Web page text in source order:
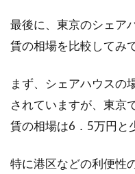
最後に、東京のシェア
賃の相場を比較してみ
まず、シェアハウスの
されていますが、東京
賃の相場は6．5万円と
特に港区などの利便性